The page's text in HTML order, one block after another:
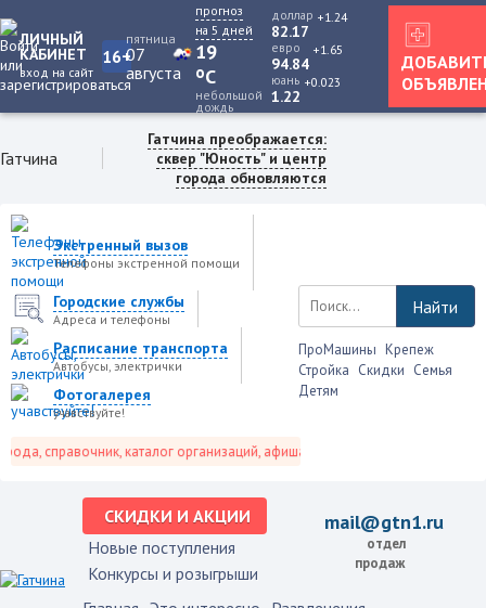
ЛИЧНЫЙ
КАБИНЕТ
вход на сайт
16+
пятница
07
августа
прогноз
на 5 дней
19
oC
небольшой
дождь
доллар
82.17
+1.24
евро
94.84
+1.65
юань
1.22
+0.023
Гатчина
Гатчина преображается:
сквер "Юность" и центр
города обновляются
Экстренный вызов
Телефоны экстренной помощи
Городские службы
Адреса и телефоны
Расписание транспорта
Автобусы, электрички
Фотогалерея
учавствуйте!
справочник, каталог организаций, афиша событий и не только это.
Найти
ПроМашины Крепеж
Стройка Скидки Семья
Детям
СКИДКИ И АКЦИИ
Новые поступления
Конкурсы и розыгрыши
mail@gtn1.ru
отдел
продаж